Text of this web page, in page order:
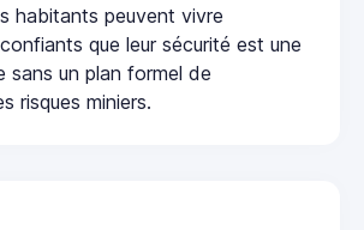
habitants peuvent vivre
que leur sécurité est une
sans un plan formel de
risques miniers.